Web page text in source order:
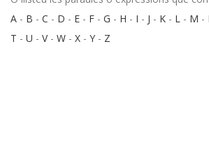
A - B - C - D - E - F - G - H - I - J - K - L - M -
T - U - V- W - X - Y - Z